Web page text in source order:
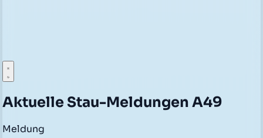
Aktuelle Stau-Meldungen A49
Meldung